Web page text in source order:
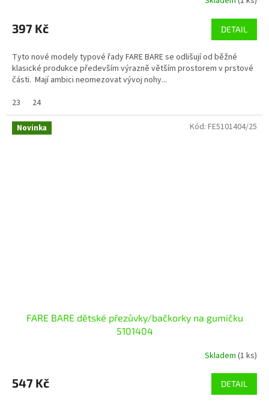
397 Kč DETAIL
Tyto nové modely typové řady FARE BARE se odlišují od běžné
klasické produkce především výrazně větším prostorem v prstové
části. Mají ambici neomezovat vývoj nohy...
23
24
Novinka
FARE BARE dětské přezůvky/bačkorky na gumičku
5101404
Skladem (1 ks)
547 Kč DETAIL
Kód: FE5101404/25